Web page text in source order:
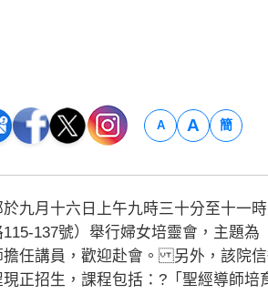
A A 簡
月十六日上午九時三十分至十一
137號）舉行婦女培靈會，主題為
任講員，歡迎赴會。 另外，該院
正招生，課程包括：?「聖經導師培